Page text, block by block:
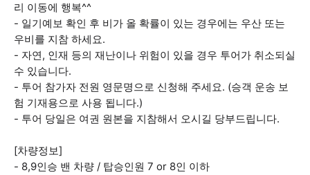
리 이동에 행복^^
- 일기예보 확인 후 비가 올 확률이 있는 경우에는 우산 또는
우비를 지참 하세요.
- 자연, 인재 등의 재난이나 위험이 있을 경우 투어가 취소되실
수 있습니다.
- 투어 참가자 전원 영문명으로 신청해 주세요. (승객 운송 보
험 기재용으로 사용 됩니다.)
- 투어 당일은 여권 원본을 지참해서 오시길 당부드립니다.
[차량정보]
- 8,9인승 밴 차량 / 탑승인원 7 or 8인 이하